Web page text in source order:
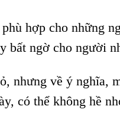
hợp cho những
bất ngờ cho người
nhưng về ý nghĩa,
có thể không hề